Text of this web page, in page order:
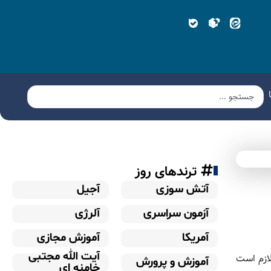
است
ترندهای روز
آتش سوزی
آجیل
آزمون سراسری
آلرژی
آمریکا
آموزش مجازی
آموزش و پرورش
آیت الله مجتبی
خامنه ای